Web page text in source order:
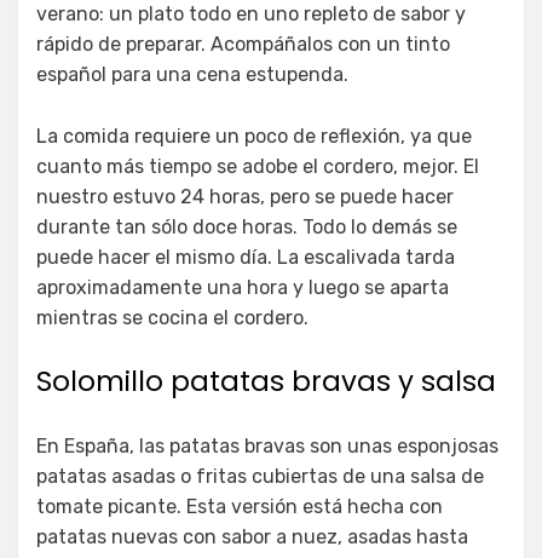
verano: un plato todo en uno repleto de sabor y
rápido de preparar. Acompáñalos con un tinto
español para una cena estupenda.
La comida requiere un poco de reflexión, ya que
cuanto más tiempo se adobe el cordero, mejor. El
nuestro estuvo 24 horas, pero se puede hacer
durante tan sólo doce horas. Todo lo demás se
puede hacer el mismo día. La escalivada tarda
aproximadamente una hora y luego se aparta
mientras se cocina el cordero.
Solomillo patatas bravas y salsa
En España, las patatas bravas son unas esponjosas
patatas asadas o fritas cubiertas de una salsa de
tomate picante. Esta versión está hecha con
patatas nuevas con sabor a nuez, asadas hasta